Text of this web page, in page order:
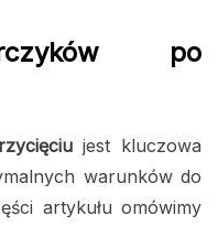
po
jest kluczowa
warunków do
artykułu omówimy